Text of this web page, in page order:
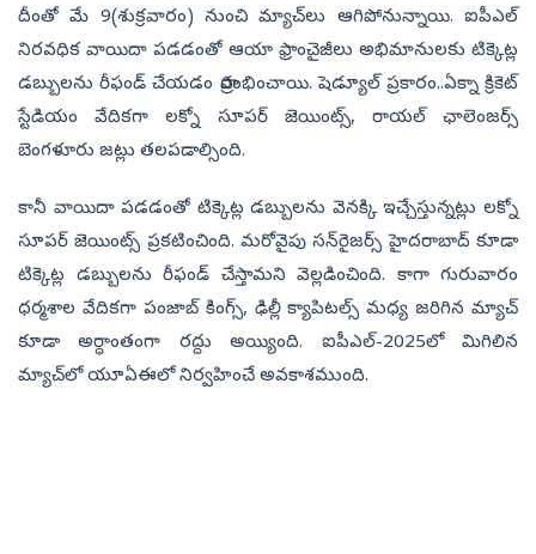
దీంతో మే 9(శుక్రవారం) నుంచి మ్యాచ్‌లు ఆగిపోనున్నాయి. ఐపీఎల్
నిరవధిక వాయిదా పడడంతో ఆయా ఫ్రాంచైజీలు అభిమానులకు టిక్కెట్ల
డబ్బులను రీఫండ్ చేయడం ప్రారంభించాయి. షెడ్యూల్ ప్రకారం..ఏక్నా క్రికెట్
స్టేడియం వేదికగా ల‌క్నో సూప‌ర్ జెయింట్స్‌, రాయ‌ల్ ఛాలెంజ‌ర్స్
బెంగ‌ళూరు జ‌ట్లు త‌ల‌ప‌డాల్సింది.
కానీ వాయిదా ప‌డ‌డంతో టిక్కెట్ల డ‌బ్బుల‌ను వెన‌క్కి ఇచ్చేస్తున్న‌ట్లు ల‌క్నో
సూప‌ర్ జెయింట్స్ ప్ర‌క‌టించింది. మ‌రోవైపు స‌న్‌రైజ‌ర్స్ హైద‌రాబాద్ కూడా
టిక్కెట్ల డ‌బ్బుల‌ను రీఫండ్ చేస్తామ‌ని వెల్ల‌డించింది. కాగా గురువారం
ధ‌ర్మ‌శాల వేదిక‌గా పంజాబ్ కింగ్స్‌, ఢిల్లీ క్యాపిట‌ల్స్ మ‌ధ్య జ‌రిగిన మ్యాచ్
కూడా అర్ధాంతంగా ర‌ద్దు అయ్యింది. ఐపీఎల్‌-2025లో మిగిలిన
మ్యాచ్‌లో యూఏఈలో నిర్వ‌హించే అవ‌కాశ‌ముంది.